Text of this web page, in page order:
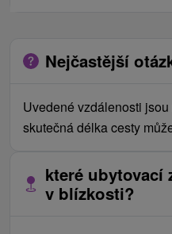
Nejčastější
Uvedené vzdálenosti
skutečná délka cesty
které ubytovací
v blízkosti?